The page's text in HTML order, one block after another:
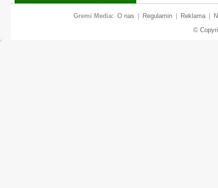
Gremi Media: O nas Regulamin Reklama
©